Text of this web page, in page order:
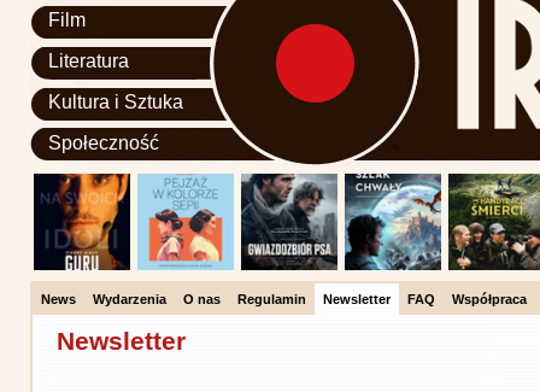
Film
Literatura
Kultura i Sztuka
Społeczność
News Wydarzenia O nas Regulamin Newsletter FAQ Współpraca
Newsletter